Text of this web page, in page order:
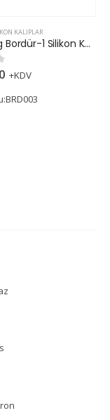
KALIPLAR
Wedding Bordür-1 Silikon Kalıp
+KDV